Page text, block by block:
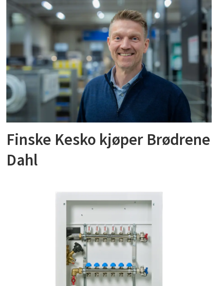
Finske Kesko kjøper Brødrene
Dahl